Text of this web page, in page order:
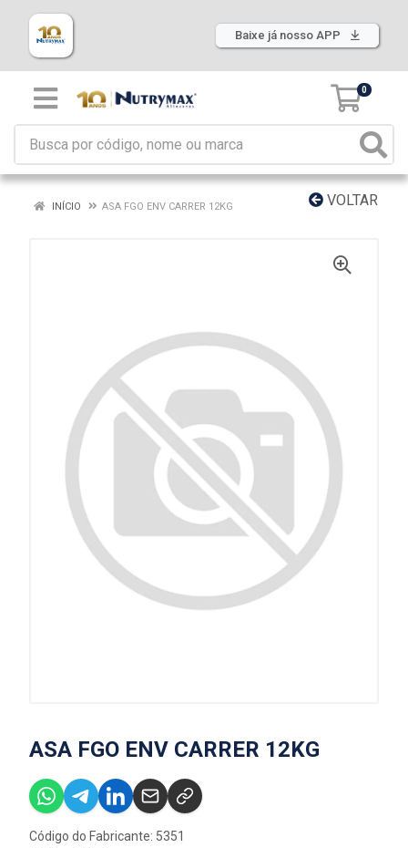
Baixe já nosso APP
0
VOLTAR
INÍCIO ASA FGO ENV CARRER 12KG
ASA FGO ENV CARRER 12KG
Código do Fabricante: 5351